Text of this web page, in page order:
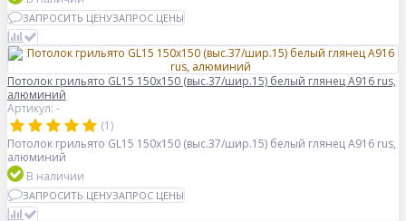
ЗАПРОСИТЬ ЦЕНУЗАПРОС ЦЕНЫ
Потолок грильято GL15 150х150 (выс.37/шир.15) белый глянец А916 rus,
алюминий
Артикул: -
(1)
Потолок грильято GL15 150х150 (выс.37/шир.15) белый глянец А916 rus,
алюминий
В наличии
ЗАПРОСИТЬ ЦЕНУЗАПРОС ЦЕНЫ